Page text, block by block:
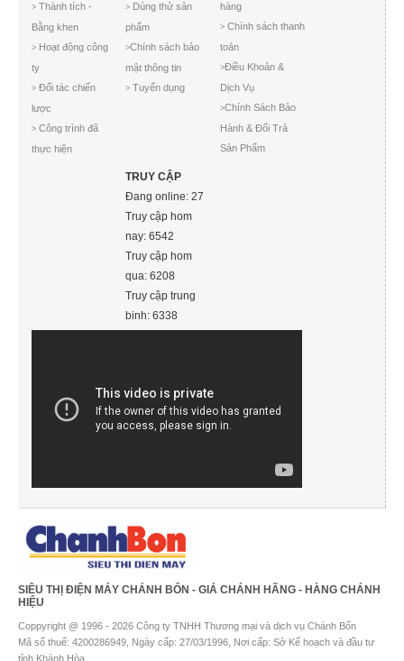
> Thành tích -
Bằng khen
> Hoạt động công
ty
> Đối tác chiến
lược
> Công trình đã
thực hiện
> Dùng thử sản
phẩm
>Chính sách bảo
mật thông tin
> Tuyển dụng
hàng
>Chính sách thanh
toán
>Điều Khoản &
Dịch Vụ
>Chính Sách Bảo
Hành & Đổi Trả
Sản Phẩm
TRUY CẬP
Đang online: 27
Truy cập hom
nay: 6542
Truy cập hom
qua: 6208
Truy cập trung
binh: 6338
SIÊU THỊ ĐIỆN MÁY CHÁNH BỔN - GIÁ CHÁNH HÃNG - HÀNG CHÁNH
HIỆU
Coppyright @ 1996 - 2026 Công ty TNHH Thương mại và dịch vụ Chánh Bổn
Mã số thuế: 4200286949, Ngày cấp: 27/03/1996, Nơi cấp: Sở Kế hoạch và đầu tư
tỉnh Khánh Hòa